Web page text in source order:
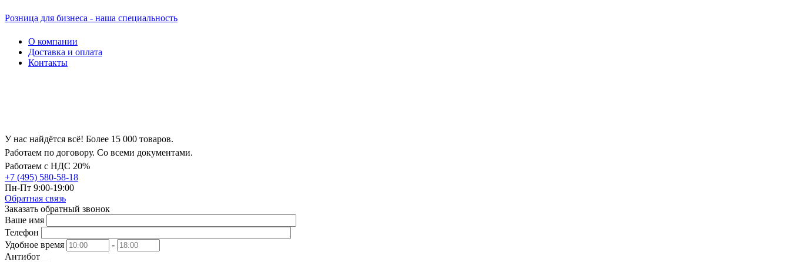
Розница для бизнеса - наша специальность
О компании
Доставка и оплата
Контакты
У нас найдётся всё! Более 15 000 товаров.
Работаем по договору. Со всеми документами.
Работаем с НДС 20%
+7 (495) 580-58-18
Пн-Пт 9:00-19:00
Обратная связь
Заказать обратный звонок
Ваше имя
Телефон
Удобное время
-
Антибот